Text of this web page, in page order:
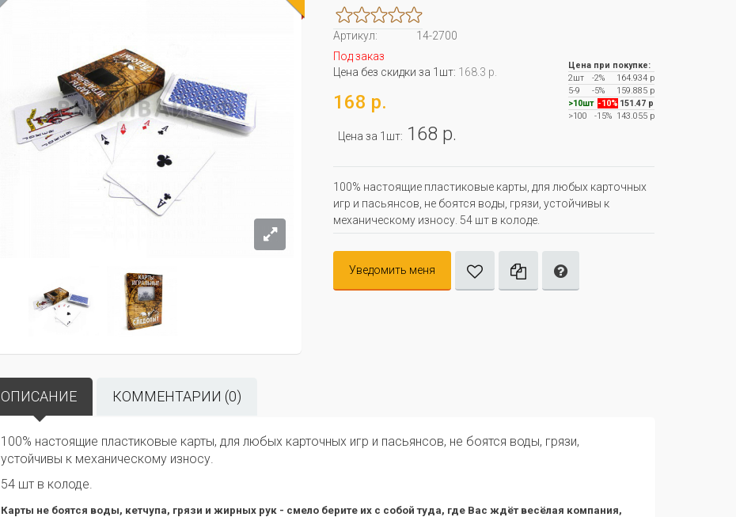
Артикул:
14-2700
Под заказ
Цена без скидки за 1шт: 168.3 р.
168 р.
Цена за 1шт: 168 р.
Цена при покупке:
2шт
-2%
164.934 р
5-9
-5%
159.885 р
>10шт -10% 151.47 р
>100
-15%143.055 р
100% настоящие пластиковые карты, для любых карточных
игр и пасьянсов, не боятся воды, грязи, устойчивы к
механическому износу. 54 шт в колоде.
Уведомить меня
ОПИСАНИЕ КОММЕНТАРИИ (0)
100% настоящие пластиковые карты, для любых карточных игр и пасьянсов, не боятся воды, грязи,
устойчивы к механическому износу.
54 шт в колоде.
Карты не боятся воды, кетчупа, грязи и жирных рук - смело берите их с собой туда, где Вас ждёт весёлая компания,